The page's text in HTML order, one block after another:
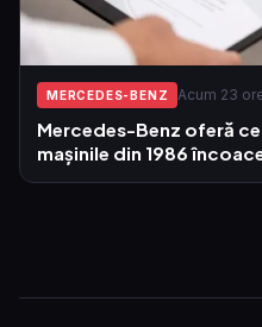
MERCEDES-BENZ Acum 23
Mercedes-Benz oferă
mașinile din 1986